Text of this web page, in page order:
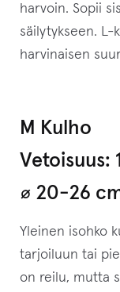
harvoin. Sopii
säilytykseen. L-
harvinaisen
M Kulho
Vetoisuus:
⌀ 20-26
Yleinen isohko
tarjoiluun tai
on reilu, mutta